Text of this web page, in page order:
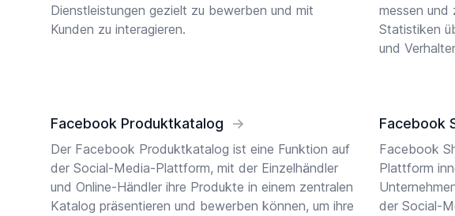
Dienstleistungen gezielt zu bewerben und mit
Kunden zu interagieren.
messen und
Statistiken
und
Facebook Produktkatalog →
Der Facebook Produktkatalog ist eine Funktion auf
der Social-Media-Plattform, mit der Einzelhändler
und Online-Händler ihre Produkte in einem zentralen
Katalog präsentieren und bewerben können, um ihre
Facebook
Facebook
Plattform
der Social-